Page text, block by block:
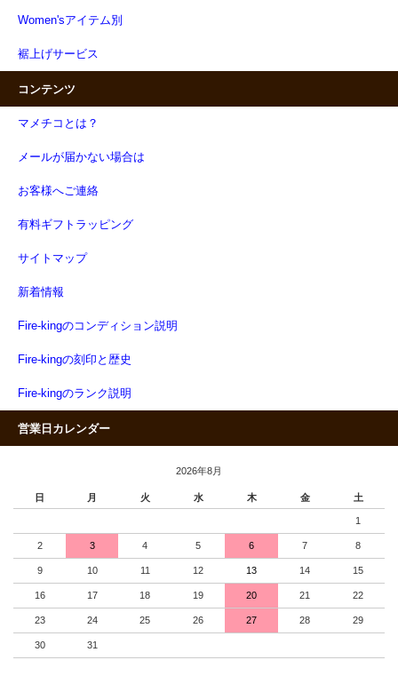
Women'sアイテム別
裾上げサービス
コンテンツ
マメチコとは？
メールが届かない場合は
お客様へご連絡
有料ギフトラッピング
サイトマップ
新着情報
Fire-kingのコンディション説明
Fire-kingの刻印と歴史
Fire-kingのランク説明
営業日カレンダー
2026年8月
日 月 火 水 木 金 土
1
2 3 4 5 6 7 8
9 10 11 12 13 14 15
16 17 18 19 20 21 22
23 24 25 26 27 28 29
30 31